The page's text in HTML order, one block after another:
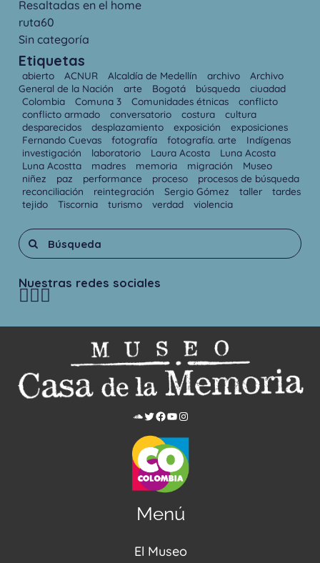
Resaltadas en el home
ruta60
Sin categoría
Etiquetas
abierto ACNUR Alcaldía de Medellín archivo
Archivo
General de la Nación
arte Bogotá búsqueda
ciuadad
Colombia
Comuna 3 Comunidades étnicas
conflicto
conflicto armado
conversatorio costura
cultura
desparecidos
desplazamiento exposición
exposiciones
Fernando Cuevas
fotografía fotografía. arte
Indígenas
investigación
laboratorio Laura Acosta
Luna Acosta
Luna Acostta
madres memoria migración
Museo
niñez
paz performance proceso
procesos de búsqueda
reconciliación
reintegración Sergio Gómez taller
tardes
tejido
Tiscornia turismo verdad violencia
Nuestras redes sociales
Menú
El Museo